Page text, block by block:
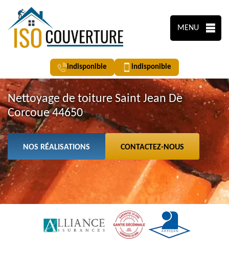
MENU
indisponible indisponible
Nettoyage de toiture Saint Jean De
Corcoue 44650
NOS RÉALISATIONS CONTACTEZ-NOUS